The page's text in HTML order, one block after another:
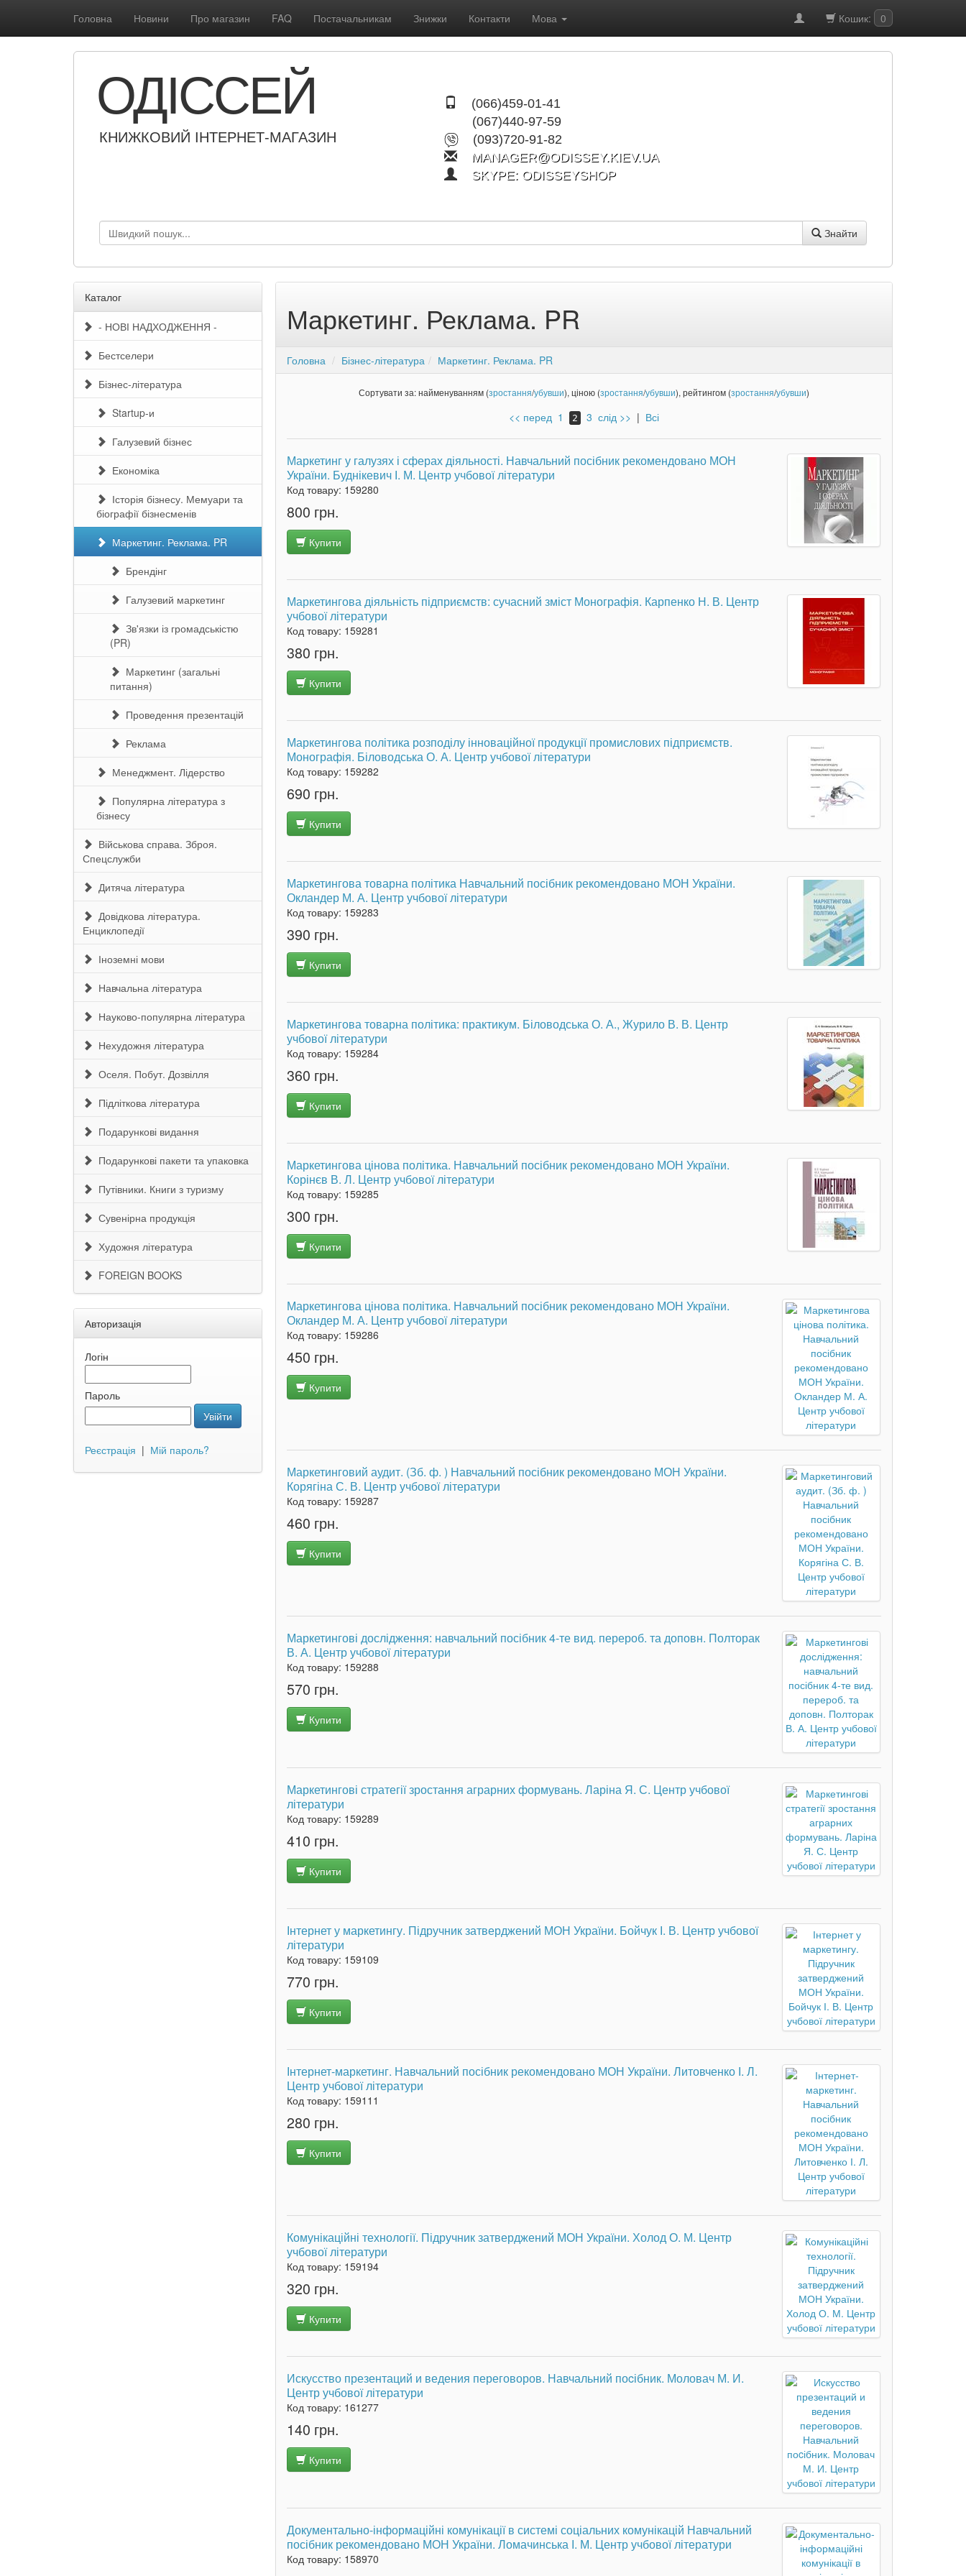
Головна Новини Про магазин FAQ Постачальникам Знижки Контакти Мова Кошик: 0
(066)459-01-41
(067)440-97-59
(093)720-91-82
MANAGER@ODISSEY.KIEV.UA
SKYPE: ODISSEYSHOP
ОДІССЕЙ
КНИЖКОВИЙ ІНТЕРНЕТ-МАГАЗИН
Знайти
Каталог
- НОВІ НАДХОДЖЕННЯ -
Бестселери
Бізнес-література
Startup-и
Галузевий бізнес
Економіка
Історія бізнесу. Мемуари та
біографії бізнесменів
Маркетинг. Реклама. PR
Брендінг
Галузевий маркетинг
Зв'язки із громадськістю
(PR)
Маркетинг (загальні
питання)
Проведення презентацій
Реклама
Менеджмент. Лідерство
Популярна література з
бізнесу
Військова справа. Зброя.
Спецслужби
Дитяча література
Довідкова література.
Енциклопедії
Іноземні мови
Навчальна література
Науково-популярна література
Нехудожня література
Оселя. Побут. Дозвілля
Підліткова література
Подарункові видання
Подарункові пакети та упаковка
Путівники. Книги з туризму
Сувенірна продукція
Художня література
FOREIGN BOOKS
Авторизація
Логін
Пароль
Увійти
Реєстрація | Мій пароль?
Маркетинг. Реклама. PR
Головна Бізнес-література Маркетинг. Реклама. PR
Сортувати за: найменуванням (зростання/убувши), ціною (зростання/убувши), рейтингом (зростання/убувши)
<< перед 1 2 3 слід >> | Всі
Маркетинг у галузях і сферах діяльності. Навчальний посібник рекомендовано МОН
України. Буднікевич І. М. Центр учбової літератури
Код товару: 159280
800 грн.
Купити
Маркетингова діяльність підприємств: сучасний зміст Монографія. Карпенко Н. В. Центр
учбової літератури
Код товару: 159281
380 грн.
Купити
Маркетингова політика розподілу інноваційної продукції промислових підприємств.
Монографія. Біловодська О. А. Центр учбової літератури
Код товару: 159282
690 грн.
Купити
Маркетингова товарна політика Навчальний посібник рекомендовано МОН України.
Окландер М. А. Центр учбової літератури
Код товару: 159283
390 грн.
Купити
Маркетингова товарна політика: практикум. Біловодська О. А., Журило В. В. Центр
учбової літератури
Код товару: 159284
360 грн.
Купити
Маркетингова цінова політика. Навчальний посібник рекомендовано МОН України.
Корінєв В. Л. Центр учбової літератури
Код товару: 159285
300 грн.
Купити
Маркетингова цінова політика. Навчальний посібник рекомендовано МОН України.
Окландер М. А. Центр учбової літератури
Код товару: 159286
450 грн.
Купити
Маркетинговий аудит. (Зб. ф. ) Навчальний посібник рекомендовано МОН України.
Корягіна С. В. Центр учбової літератури
Код товару: 159287
460 грн.
Купити
Маркетингові дослідження: навчальний посібник 4-те вид. перероб. та доповн. Полторак
В. А. Центр учбової літератури
Код товару: 159288
570 грн.
Купити
Маркетингові стратегії зростання аграрних формувань. Ларіна Я. С. Центр учбової
літератури
Код товару: 159289
410 грн.
Купити
Інтернет у маркетингу. Підручник затверджений МОН України. Бойчук І. В. Центр учбової
літератури
Код товару: 159109
770 грн.
Купити
Інтернет-маркетинг. Навчальний посібник рекомендовано МОН України. Литовченко І. Л.
Центр учбової літератури
Код товару: 159111
280 грн.
Купити
Комунікаційні технології. Підручник затверджений МОН України. Холод О. М. Центр
учбової літератури
Код товару: 159194
320 грн.
Купити
Искусство презентаций и ведения переговоров. Навчальний поcібник. Моловач М. И.
Центр учбової літератури
Код товару: 161277
140 грн.
Купити
Документально-інформаційні комунікації в системі соціальних комунікацій Навчальний
посібник рекомендовано МОН України. Ломачинська І. М. Центр учбової літератури
Код товару: 158970